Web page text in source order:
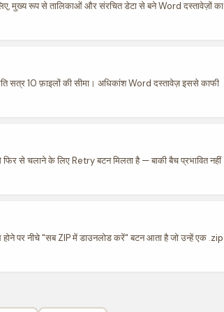
मुख्य रूप से तालिकाओं और संरचित डेटा से बने Word दस्तावेज़ों का
सत्र 10 फ़ाइलों की सीमा। अधिकांश Word दस्तावेज़ इससे काफी
फिर से चलाने के लिए Retry बटन मिलता है — बाकी बैच प्रभावित नहीं
होने पर नीचे "सब ZIP में डाउनलोड करें" बटन आता है जो उन्हें एक .zip